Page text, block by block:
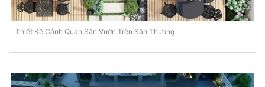
Thiết Kế Cảnh Quan Sân Vườn Trên Sân Thượng